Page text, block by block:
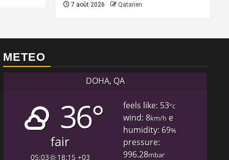
7 août 2026 Qatarien
METEO
DOHA, QA
36°
fair
05:03 18:15 +03
feels like: 53°c
wind: 8km/h e
humidity: 69%
pressure:
996.28mbar